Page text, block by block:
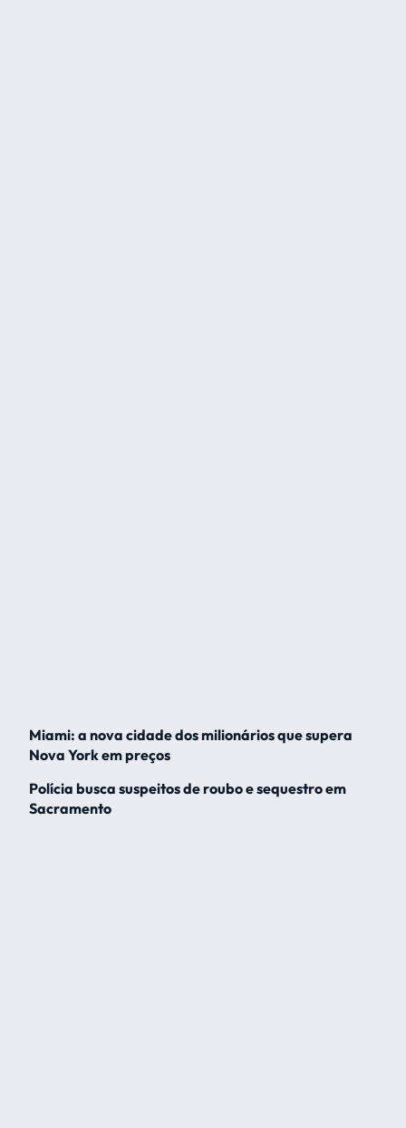
Miami: a nova cidade dos milionários que supera
Nova York em preços
Polícia busca suspeitos de roubo e sequestro em
Sacramento